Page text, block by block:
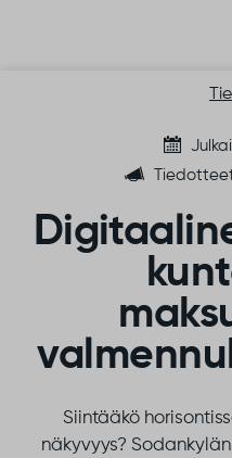
Siintääkö
näkyvyys?